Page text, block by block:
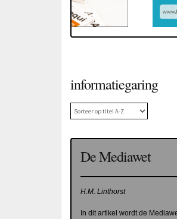
informatiegaring
De Mediawet
H.M. Linthorst
In dit artikel wordt de